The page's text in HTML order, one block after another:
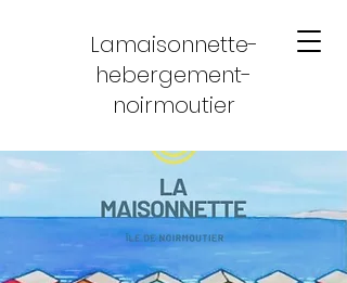
Lamaisonnette-
hebergement-
noirmoutier